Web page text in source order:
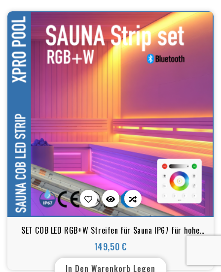
SET COB LED RGB+W Streifen für Sauna IP67 für hohe
Temperaturen und feuchte Umgebungen bis zu 105 °C
UL-Zertifikat
149,50 €
Preis
In Den Warenkorb Legen